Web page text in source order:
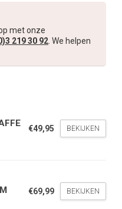
met onze
219 30 92 . We helpen
€49,95 BEKIJKEN
€69,99 BEKIJKEN